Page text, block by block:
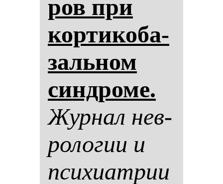
ров при
кор­ти­ко­ба­
заль­ном
син­дро­ме.
Жур­нал нев­
ро­ло­гии и
пси­хи­ат­рии